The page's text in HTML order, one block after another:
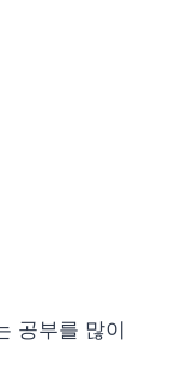
공부를 많이